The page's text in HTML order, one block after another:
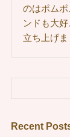
のはポム
ンドも大
立ち上げま
Recent